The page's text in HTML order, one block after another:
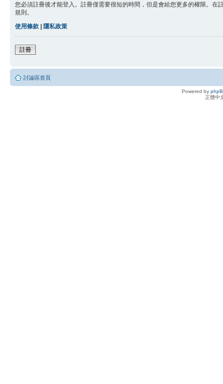
您必須註冊後才能登入。註冊僅需要很短的時間，但是會給您更多的權限。
規則。
使用條款 | 隱私政策
註冊
討論區首頁
Powered by
正體中